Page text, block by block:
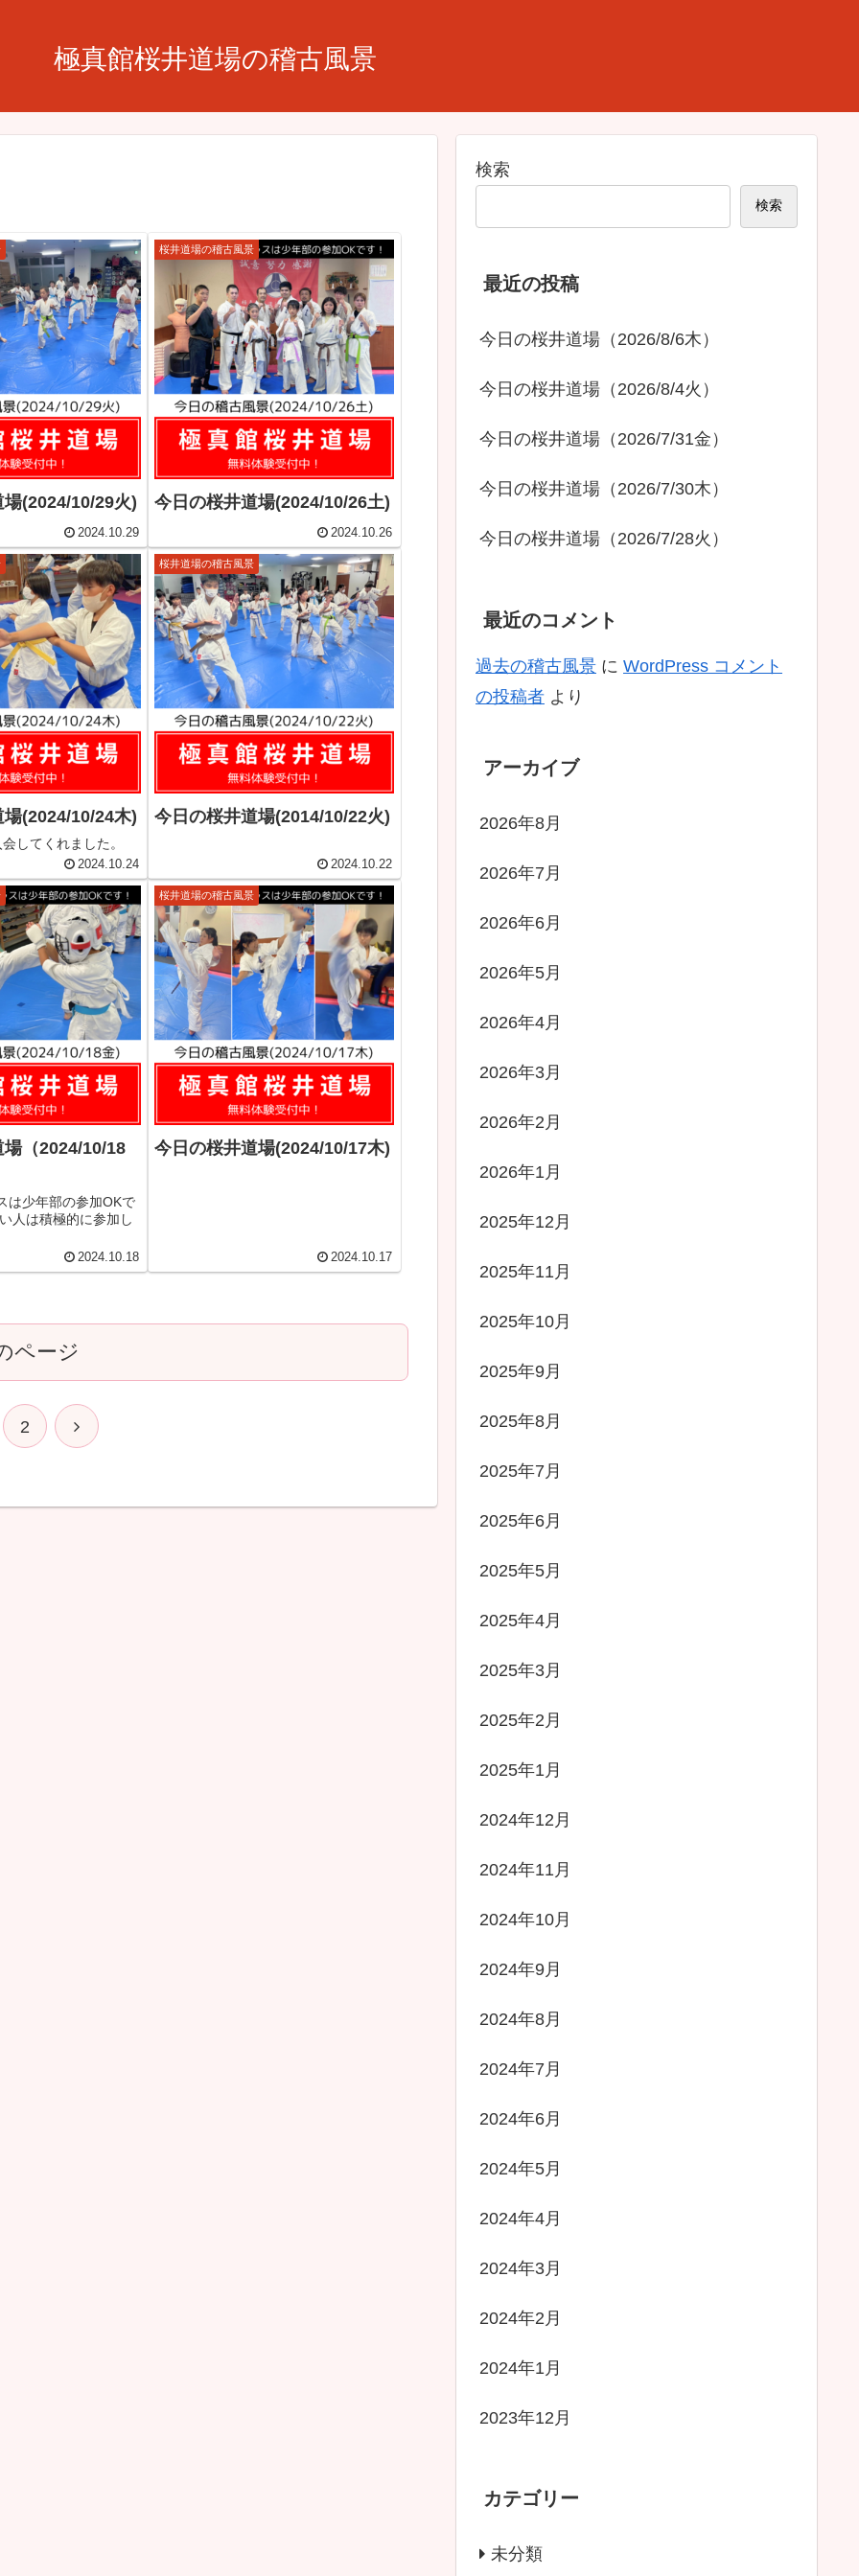
極真館桜井道場の稽古風景
(2024/10/29火)
2024.10.29
桜井道場の稽古風景
今日の桜井道場(2024/10/26土)
2024.10.26
(2024/10/24木)
してくれました。
2024.10.24
桜井道場の稽古風景
今日の桜井道場(2014/10/22火)
2024.10.22
（2024/10/18
は少年部の参加OKで
人は積極的に参加し
2024.10.18
桜井道場の稽古風景
今日の桜井道場(2024/10/17木)
2024.10.17
ページ
2 次
検索
検索
最近の投稿
今日の桜井道場（2026/8/6木）
今日の桜井道場（2026/8/4火）
今日の桜井道場（2026/7/31金）
今日の桜井道場（2026/7/30木）
今日の桜井道場（2026/7/28火）
最近のコメント
過去の稽古風景 に WordPress コメント
の投稿者 より
アーカイブ
2026年8月
2026年7月
2026年6月
2026年5月
2026年4月
2026年3月
2026年2月
2026年1月
2025年12月
2025年11月
2025年10月
2025年9月
2025年8月
2025年7月
2025年6月
2025年5月
2025年4月
2025年3月
2025年2月
2025年1月
2024年12月
2024年11月
2024年10月
2024年9月
2024年8月
2024年7月
2024年6月
2024年5月
2024年4月
2024年3月
2024年2月
2024年1月
2023年12月
カテゴリー
未分類